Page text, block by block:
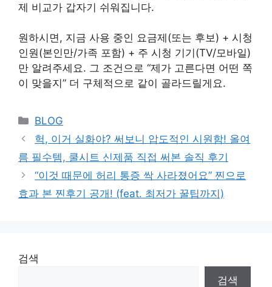
제 비교가 갑자기 쉬워집니다.
원하시면, 지금 사용 중인 요금제(또는 후보) + 시청
인원(본인만/가족 포함) + 주 시청 기기(TV/모바일)
만 알려주세요. 그 조건으로 “제가 고른다면 어떤 쪽
이 맞을지” 더 구체적으로 같이 골라드릴게요.
Categories
BLOG
헉, 이거 실화야? 써보니 압도적인 시원함! 올여
름 필수템, 쿨시트 신제품 직접 써본 솔직 후기
“이것 때문에 허리 통증 싹 사라졌어요” 찐으로
효과 본 찐후기 공개! (feat. 최저가 꿀팁까지)
검색
검색